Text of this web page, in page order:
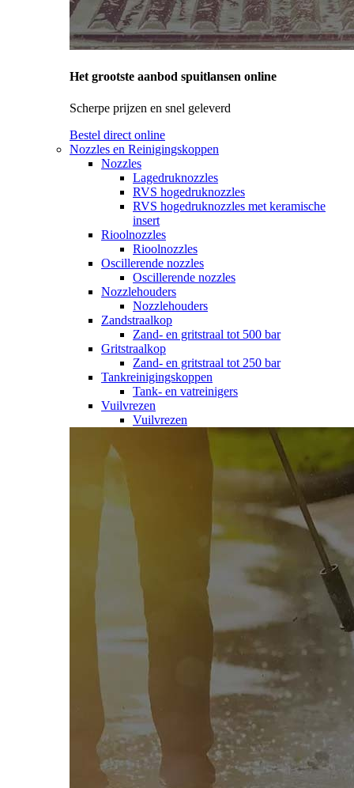
Het grootste aanbod spuitlansen online
Scherpe prijzen en snel geleverd
Bestel direct online
Nozzles en Reinigingskoppen
Nozzles
Lagedruknozzles
RVS hogedruknozzles
RVS hogedruknozzles met keramische
insert
Rioolnozzles
Rioolnozzles
Oscillerende nozzles
Oscillerende nozzles
Nozzlehouders
Nozzlehouders
Zandstraalkop
Zand- en gritstraal tot 500 bar
Gritstraalkop
Zand- en gritstraal tot 250 bar
Tankreinigingskoppen
Tank- en vatreinigers
Vuilvrezen
Vuilvrezen